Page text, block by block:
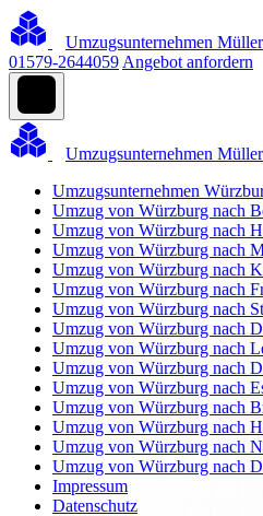
Umzugsunternehmen Müller
01579-2644059 Angebot anfordern
Umzugsunternehmen Müller
Umzugsunternehmen
Umzug von Würzburg nach
Umzug von Würzburg nach
Umzug von Würzburg nach
Umzug von Würzburg nach
Umzug von Würzburg nach
Umzug von Würzburg nach
Umzug von Würzburg nach
Umzug von Würzburg nach
Umzug von Würzburg nach
Umzug von Würzburg nach
Umzug von Würzburg nach
Umzug von Würzburg nach
Umzug von Würzburg nach
Umzug von Würzburg nach
Impressum
Datenschutz